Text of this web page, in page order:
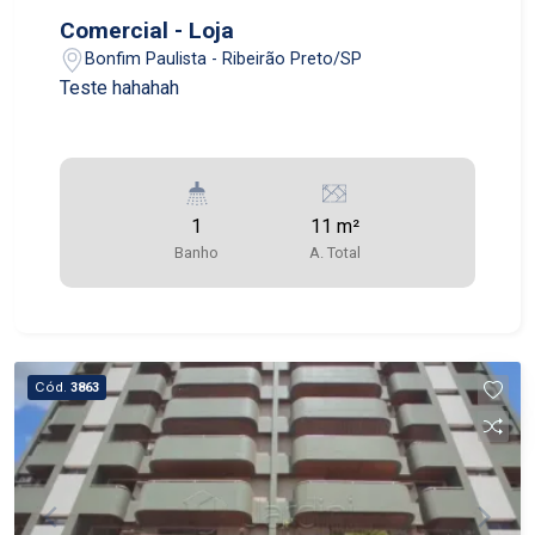
Comercial - Loja
Bonfim Paulista - Ribeirão Preto/SP
Teste hahahah
1
Banho
11 m²
A. Total
Cód. 3863